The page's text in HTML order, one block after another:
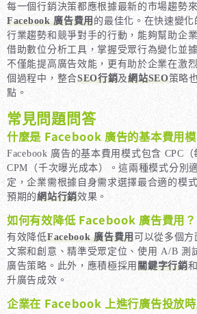
每一個行銷決策都應根據最新的市場趨勢
Facebook 廣告費用的最佳化。在快速變
行業趨勢和競爭對手的行動，能夠幫助企
借助數位分析工具，掌握受眾行為變化並
不僅能提高廣告效能，更有助於企業在激
個過程中，整合SEO行銷及網站SEO策略
點。
常見問題問答
什麼是 Facebook 廣告的基本費用
Facebook 廣告的基本費用模式包含 CPC
CPM（千次曝光成本）。這兩種模式分別
定，企業需根據自身需求選擇最合適的模
預期的網站行銷效果。
如何有效降低 Facebook 廣告費用？
有效降低Facebook 廣告費用可以從多個方
文案和創意、精準受眾定位、使用 A/B 測
廣告策略。此外，應積極採用關鍵字行銷
升廣告成效。
企業在 Facebook 上進行廣告投放時